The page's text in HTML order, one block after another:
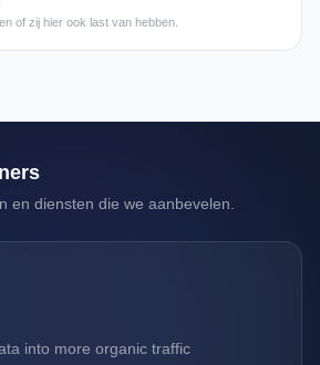
of zij hier ook last van hebben.
en diensten die we aanbevelen.
into more organic traffic